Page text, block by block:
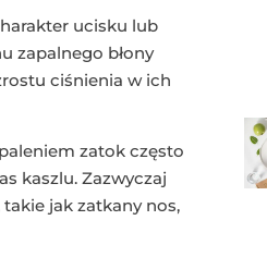
ucisku lub
zapalnego błony
ciśnienia w ich
zatok często
kaszlu. Zazwyczaj
jak zatkany nos,